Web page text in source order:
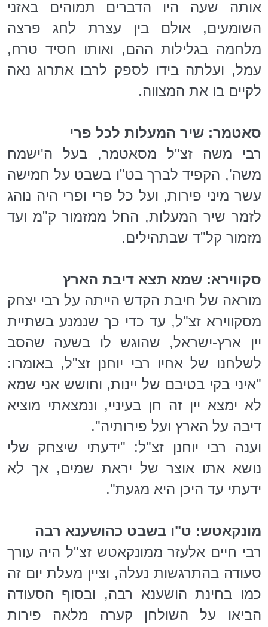
אותה שעה היו הדברים תמוהים באזני
השומעים, אולם בין עצרת לחג פרצה
מלחמה בגלילות ההם, ואותו חסיד טרח,
עמל, ועלתה בידו לספק לרבו אתרוג נאה
לקיים בו את המצווה.
סאטמר: שיר המעלות לכל פרי
רבי משה זצ"ל מסאטמר, בעל ה'ישמח
משה', הקפיד לברך בט"ו בשבט על חמישה
עשר מיני פירות, ועל כל פרי ופרי היה נוהג
לזמר שיר המעלות, החל ממזמור ק"מ ועד
מזמור קל"ד שבתהילים.
סקווירא: שמא תצא דיבת הארץ
מוראה של חיבת הקדש הייתה על רבי יצחק
מסקווירא זצ"ל, עד כדי כך שנמנע בשתיית
יין ארץ-ישראל, שהוגש לו בשעה שהסב
לשלחנו של אחיו רבי יוחנן זצ"ל, באומרו:
"איני בקי בטיבם של יינות, וחושש אני שמא
לא ימצא יין זה חן בעיניי, ונמצאתי מוציא
דיבה על הארץ ועל פירותיה".
וענה רבי יוחנן זצ"ל: "ידעתי שיצחק שלי
נושא אתו אוצר של יראת שמים, אך לא
ידעתי עד היכן היא מגעת".
מונקאטש: ט"ו בשבט כהושענא רבה
רבי חיים אלעזר ממונקאטש זצ"ל היה עורך
סעודה בהתרגשות נעלה, וציין מעלת יום זה
כמו בחינת הושענא רבה, ובסוף הסעודה
הביאו על השולחן קערה מלאה פירות